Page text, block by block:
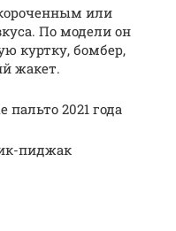
или
По модели он
куртку, бомбер,
жакет.
2021 года
пиджак